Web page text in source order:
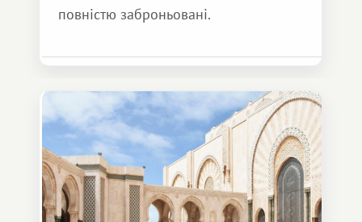
повністю заброньовані.